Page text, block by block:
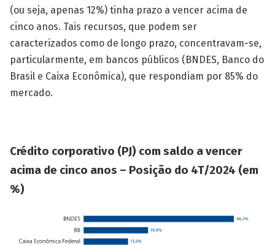
(ou seja, apenas 12%) tinha prazo a vencer acima de
cinco anos. Tais recursos, que podem ser
caracterizados como de longo prazo, concentravam-se,
particularmente, em bancos públicos (BNDES, Banco do
Brasil e Caixa Econômica), que respondiam por 85% do
mercado.
Crédito corporativo (PJ) com saldo a vencer
acima de cinco anos – Posição do 4T/2024 (em
%)